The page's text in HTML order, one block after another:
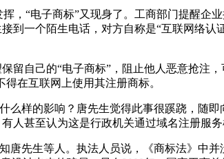
“电子商标”又现身了。工商部门提醒企
一个陌生电话，对方自称是“互联网络认
自己的“电子商标”，阻止他人恶意抢注
在互联网上使用其注册商标。
样的影响？唐先生觉得此事很蹊跷，随
人甚至认为这是行政机关通过域名注册服务
先生等人。执法人员说，《商标法》中